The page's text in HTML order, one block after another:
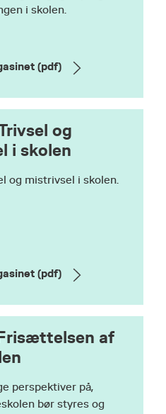
i skolen.
(pdf)
og
i skolen
og mistrivsel i skolen.
(pdf)
af
perspektiver på,
bør styres og